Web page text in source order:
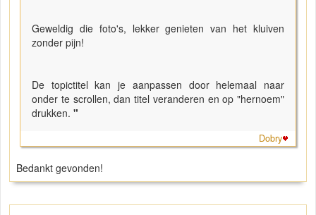
Geweldig die foto's, lekker genieten van het kluiven
zonder pijn!
De topictitel kan je aanpassen door helemaal naar
onder te scrollen, dan titel veranderen en op "hernoem"
drukken. "
Dobry
Bedankt gevonden!